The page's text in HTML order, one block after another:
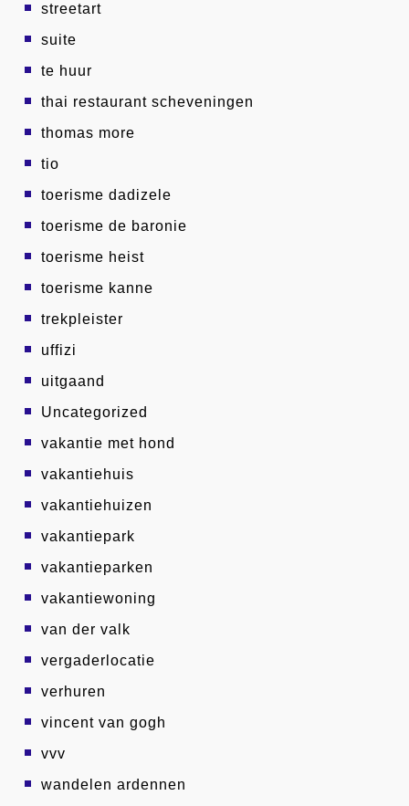
streetart
suite
te huur
thai restaurant scheveningen
thomas more
tio
toerisme dadizele
toerisme de baronie
toerisme heist
toerisme kanne
trekpleister
uffizi
uitgaand
Uncategorized
vakantie met hond
vakantiehuis
vakantiehuizen
vakantiepark
vakantieparken
vakantiewoning
van der valk
vergaderlocatie
verhuren
vincent van gogh
vvv
wandelen ardennen